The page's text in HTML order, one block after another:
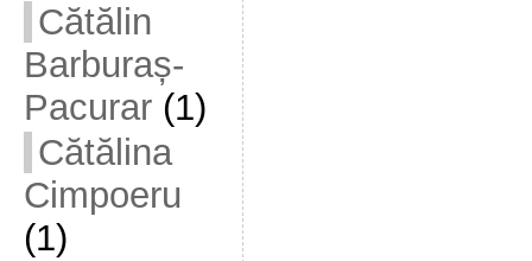
Cătălin
Barburaș-
Pacurar(1)
Cătălina
Cimpoeru
(1)